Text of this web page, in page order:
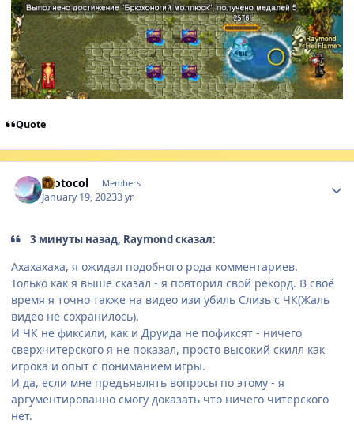
Quote
Protocol Members
January 19, 20233 yr
3 минуты назад, Raymond сказал:
Ахахахаха, я ожидал подобного рода комментариев.
Только как я выше сказал - я повторил свой рекорд. В своё
время я точно также на видео изи убиль Слизь с ЧК(Жаль
видео не сохранилось).
И ЧК не фиксили, как и Друида не пофиксят - ничего
сверхчитерского я не показал, просто высокий скилл как
игрока и опыт с пониманием игры.
И да, если мне предъявлять вопросы по этому - я
аргументированно смогу доказать что ничего читерского
нет.